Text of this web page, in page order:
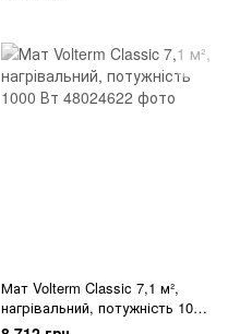
Мат Volterm Classic 7,1 м²,
нагрівальний, потужність 1000
Вт